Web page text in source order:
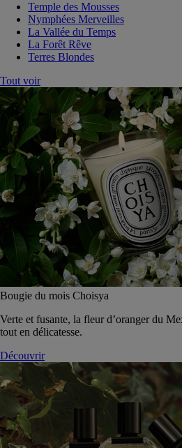
Temple des Mousses
Nymphées Merveilles
La Vallée du Temps
La Forêt Rêve
Terres Blondes
Tout voir
Bougie du mois Choisya
Verte et fusante, la fleur d’oranger du
tout en délicatesse.
Découvrir